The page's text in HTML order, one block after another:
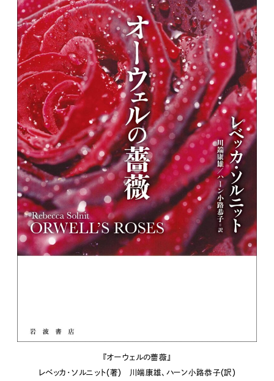
『オーウェルの薔薇』
レベッカ・ソルニット(著) 川端康雄、ハーン小路恭子(訳)